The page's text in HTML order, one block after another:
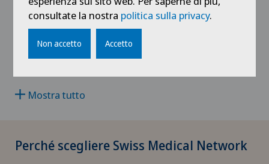
Artroscopia della spalla
Artrosi del ginocchio
Artrosi dell'articolazione della spalla
Artrosi dell’anca
VD
NE
/it/centri-medici/centro-medico/centri/blenio
+41 91 872 10 76
Mostra tutto
Perché scegliere Swiss Medical Network
consultate la nostra politica sulla privacy.
Non accetto Accetto